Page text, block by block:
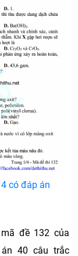
có đáp án
đề 132 của
40 câu trắc